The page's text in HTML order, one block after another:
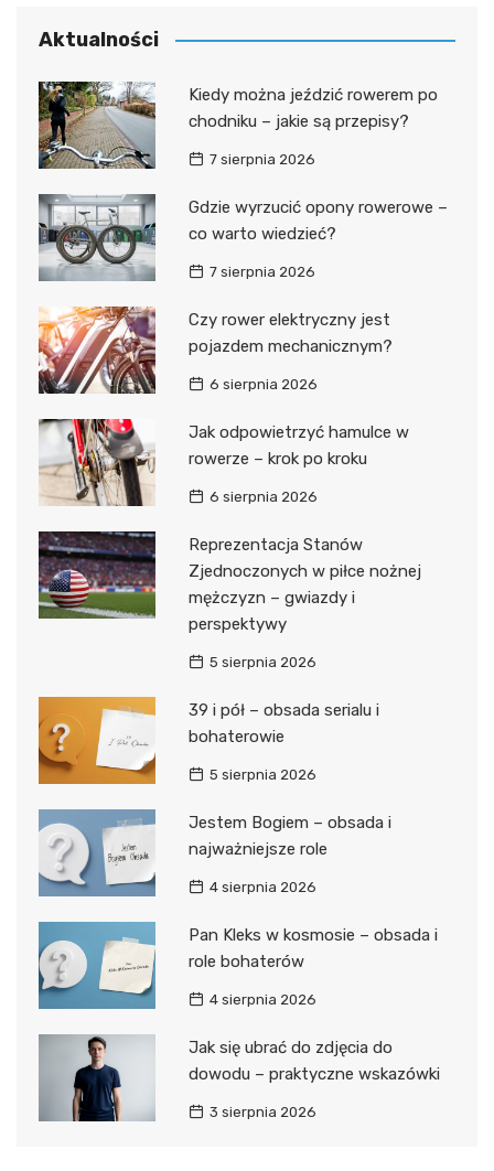
Aktualności
Kiedy można jeździć rowerem po
chodniku – jakie są przepisy?
7 sierpnia 2026
Gdzie wyrzucić opony rowerowe –
co warto wiedzieć?
7 sierpnia 2026
Czy rower elektryczny jest
pojazdem mechanicznym?
6 sierpnia 2026
Jak odpowietrzyć hamulce w
rowerze – krok po kroku
6 sierpnia 2026
Reprezentacja Stanów
Zjednoczonych w piłce nożnej
mężczyzn – gwiazdy i
perspektywy
5 sierpnia 2026
39 i pół – obsada serialu i
bohaterowie
5 sierpnia 2026
Jestem Bogiem – obsada i
najważniejsze role
4 sierpnia 2026
Pan Kleks w kosmosie – obsada i
role bohaterów
4 sierpnia 2026
Jak się ubrać do zdjęcia do
dowodu – praktyczne wskazówki
3 sierpnia 2026